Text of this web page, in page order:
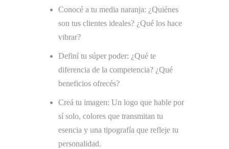
Conocé a tu media naranja: ¿Quiénes
son tus clientes ideales? ¿Qué los hace
vibrar?
Definí tu súper poder: ¿Qué te
diferencia de la competencia? ¿Qué
beneficios ofrecés?
Creá tu imagen: Un logo que hable por
sí solo, colores que transmitan tu
esencia y una tipografía que refleje tu
personalidad.